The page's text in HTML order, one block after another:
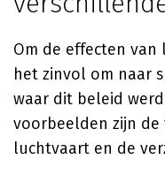
Om de effecten
het zinvol om naar
waar dit beleid
voorbeelden zijn de
luchtvaart en de